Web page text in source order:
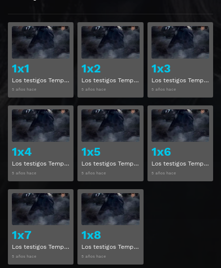
1x1
Los testigos Temporada 1 Capitulo 1
5 años hace
Ver
1x2
Los testigos Temporada 1 Capitulo 2
5 años hace
Ver
1x3
Los testigos Temporada 1 Capitulo 3
5 años hace
1x4
Los testigos Temporada 1 Capitulo 4
5 años hace
Ver
1x5
Los testigos Temporada 1 Capitulo 5
5 años hace
Ver
1x6
Los testigos Temporada 1 Capitulo 6
5 años hace
1x7
Los testigos Temporada 1 Capitulo 7
5 años hace
Ver
1x8
Los testigos Temporada 1 Capitulo 8
5 años hace